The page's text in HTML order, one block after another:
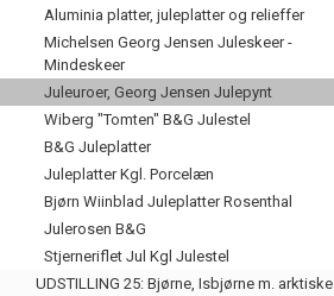
Aluminia platter, juleplatter og relieffer
Michelsen Georg Jensen Juleskeer -
Mindeskeer
Juleuroer, Georg Jensen Julepynt
Wiberg "Tomten" B&G Julestel
B&G Juleplatter
Juleplatter Kgl. Porcelæn
Bjørn Wiinblad Juleplatter Rosenthal
Julerosen B&G
Stjerneriflet Jul Kgl Julestel
UDSTILLING 25: Bjørne, Isbjørne m. arktiske